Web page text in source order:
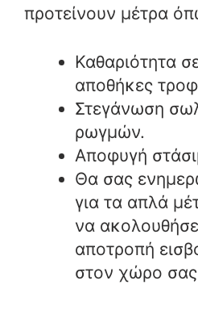
προτείνουν μέτρα
Καθαριότητα
αποθήκες
Στεγάνωση
ρωγμών.
Αποφυγή
Θα σας
για τα απλά
να
αποτροπή
στον χώρο